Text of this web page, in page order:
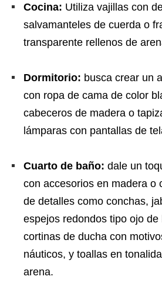
Cocina: Utiliza vajillas con
salvamanteles de cuerda o
transparente rellenos de
Dormitorio: busca crear un
con ropa de cama de color
cabeceros de madera o
lámparas con pantallas de
Cuarto de baño: dale un
con accesorios en madera o
de detalles como conchas,
espejos redondos tipo ojo de
cortinas de ducha con
náuticos, y toallas en
arena.